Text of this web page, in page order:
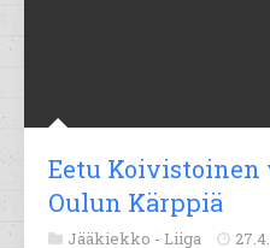
Eetu Koivistoinen
Oulun Kärppiä
Jääkiekko - Liiga